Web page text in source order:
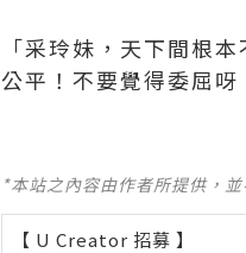
「采玲妹，天下間根
公平！不要覺得委屈
*本站之內容由作者所提供，
【 U Creator 招募 】